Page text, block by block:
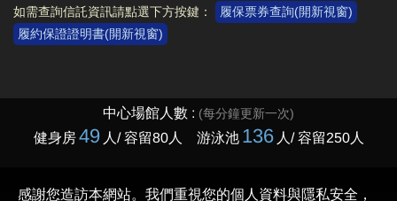
如需查詢信託資訊請點選下方按鍵：
履保票券查詢(開新視窗)
履約保證證明書(開新視窗)